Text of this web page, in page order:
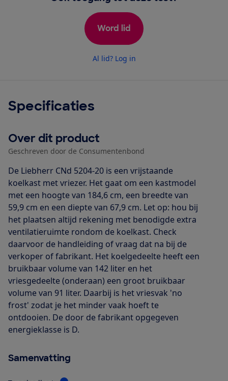
Word lid
Al lid? Log in
Specificaties
Over dit product
Geschreven door de Consumentenbond
De Liebherr CNd 5204-20 is een vrijstaande
koelkast met vriezer. Het gaat om een kastmodel
met een hoogte van 184,6 cm, een breedte van
59,9 cm en een diepte van 67,9 cm. Let op: hou bij
het plaatsen altijd rekening met benodigde extra
ventilatieruimte rondom de koelkast. Check
daarvoor de handleiding of vraag dat na bij de
verkoper of fabrikant. Het koelgedeelte heeft een
bruikbaar volume van 142 liter en het
vriesgedeelte (onderaan) een groot bruikbaar
volume van 91 liter. Daarbij is het vriesvak 'no
frost' zodat je het minder vaak hoeft te
ontdooien. De door de fabrikant opgegeven
energieklasse is D.
Samenvatting